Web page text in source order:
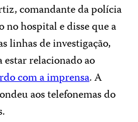
comandante da polícia
no hospital e disse que a
linhas de investigação,
relacionado ao
com a imprensa. A
aos telefonemas do